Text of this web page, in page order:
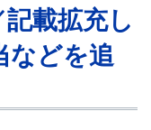
載拡充し
どを追